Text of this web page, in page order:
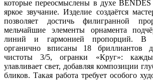
которые переосмыслены в духе
яркое звучание. Изделие создаётся
позволяет достичь филигранной
мельчайшие элементы орнамента
линий и гармонией пропорций. В
органично вписаны 18 бриллиантов
чистоты 3/5, огранки «Круг»:
улавливает свет, добавляя композиции
бликов. Такая работа требует особого